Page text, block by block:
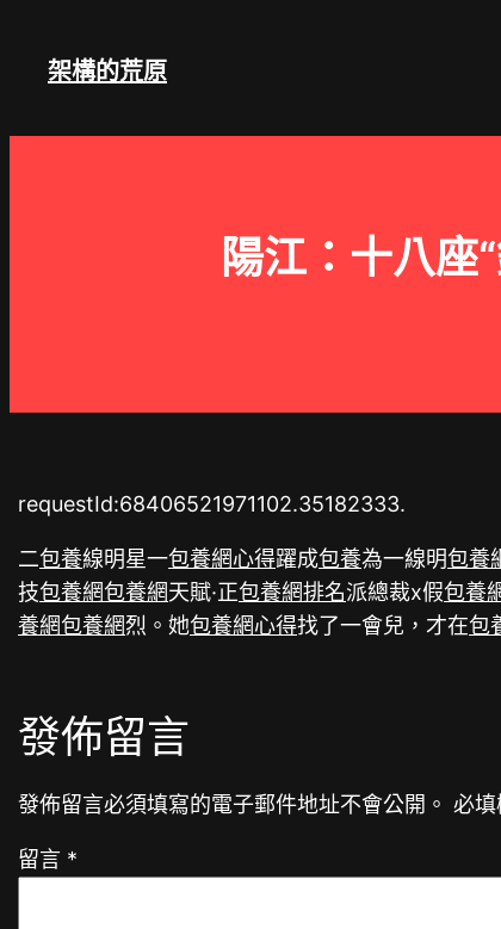
架構的荒原
陽江：十八座
requestId:68406521971102.35182333.
二包養線明星一包養網心得躍成包養為一線明包養
技包養網包養網天賦·正包養網排名派總裁x假包養
養網包養網烈。她包養網心得找了一會兒，才在包
發佈留言
發佈留言必須填寫的電子郵件地址不會公開。 必填
留言 *